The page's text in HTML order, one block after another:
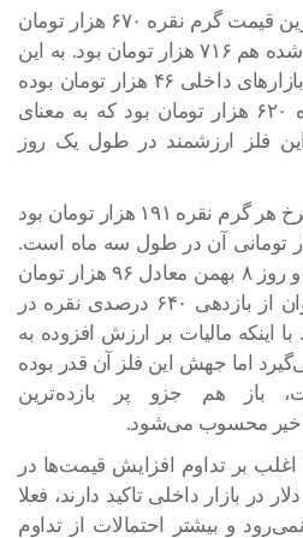
در طول روز چهارشنبه کمترین قیمت گرم نقره ۶۷۰ هزار تومان
بود ولی بالاترین نرخ تجربه شده هم ۷۱۶ هزار تومان بود. به این
ترتیب نوسان گرم نقره در بازارهای داخلی ۴۶ هزار تومان بوده
است. روز گذشته نرخ نقره ۶۲۰ هزار تومان بود که به معنای
این فلز ارزشمند در طول یک روز
سه ماه پیش در ۷ آبان ماه نرخ هر گرم نقره ۱۹۱ هزار تومان بود
معنای جهش ۵۲۰ هزار تومانی آن در طول سه ماه است.
قیمت نقره در سال گذشته و روز ۸ بهمن معادل ۹۶ هزار تومان
بود که بر این اساس می‌توان از بازدهی ۶۴۰ درصدی نقره در
مالیات بر ارزش افزوده به
اما جهش این فلز آن قدر بوده
باز هم جزو پر بازده‌ترین
محسوب می‌شود.
اغلب بر تداوم افزایش قیمت‌ها در
در بازار داخلی تاکید دارند، فعلا
و بیشتر احتمالات از تداوم